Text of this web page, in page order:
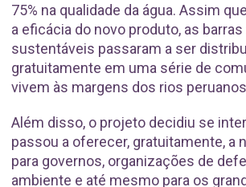
75% na qualidade da água. Assim
a eficácia do novo produto, as
sustentáveis passaram a ser
gratuitamente em uma série de
vivem às margens dos rios
Além disso, o projeto decidiu se
passou a oferecer, gratuitamente, a
para governos, organizações de
ambiente e até mesmo para os